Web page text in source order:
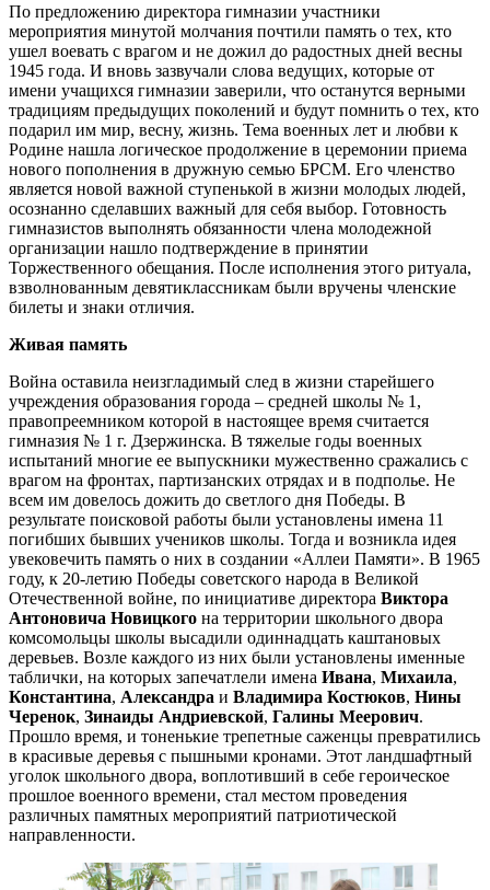
По предложению директора гимназии участники
мероприятия минутой молчания почтили память о тех, кто
ушел воевать с врагом и не дожил до радостных дней весны
1945 года. И вновь зазвучали слова ведущих, которые от
имени учащихся гимназии заверили, что останутся верными
традициям предыдущих поколений и будут помнить о тех, кто
подарил им мир, весну, жизнь. Тема военных лет и любви к
Родине нашла логическое продолжение в церемонии приема
нового пополнения в дружную семью БРСМ. Его членство
является новой важной ступенькой в жизни молодых людей,
осознанно сделавших важный для себя выбор. Готовность
гимназистов выполнять обязанности члена молодежной
организации нашло подтверждение в принятии
Торжественного обещания. После исполнения этого ритуала,
взволнованным девятиклассникам были вручены членские
билеты и знаки отличия.
Живая память
Война оставила неизгладимый след в жизни старейшего
учреждения образования города – средней школы № 1,
правопреемником которой в настоящее время считается
гимназия № 1 г. Дзержинска. В тяжелые годы военных
испытаний многие ее выпускники мужественно сражались с
врагом на фронтах, партизанских отрядах и в подполье. Не
всем им довелось дожить до светлого дня Победы. В
результате поисковой работы были установлены имена 11
погибших бывших учеников школы. Тогда и возникла идея
увековечить память о них в создании «Аллеи Памяти». В 1965
году, к 20-летию Победы советского народа в Великой
Отечественной войне, по инициативе директора Виктора
Антоновича Новицкого на территории школьного двора
комсомольцы школы высадили одиннадцать каштановых
деревьев. Возле каждого из них были установлены именные
таблички, на которых запечатлели имена Ивана, Михаила,
Константина, Александра и Владимира Костюков, Нины
Черенок, Зинаиды Андриевской, Галины Меерович.
Прошло время, и тоненькие трепетные саженцы превратились
в красивые деревья с пышными кронами. Этот ландшафтный
уголок школьного двора, воплотивший в себе героическое
прошлое военного времени, стал местом проведения
различных памятных мероприятий патриотической
направленности.